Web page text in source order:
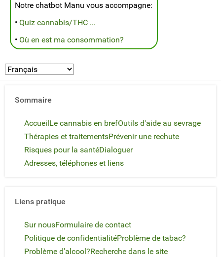
Notre chatbot Manu vous accompagne:
• Quiz cannabis/THC ...
• Où en est ma consommation?
Sommaire
Accueil Le cannabis en brefOutils d'aide au sevrage
Thérapies et traitementsPrévenir une rechute
Risques pour la santéDialoguer
Adresses, téléphones et liens
Liens pratique
Sur nousFormulaire de contact
Politique de confidentialitéProblème de tabac?
Problème d'alcool?Recherche dans le site